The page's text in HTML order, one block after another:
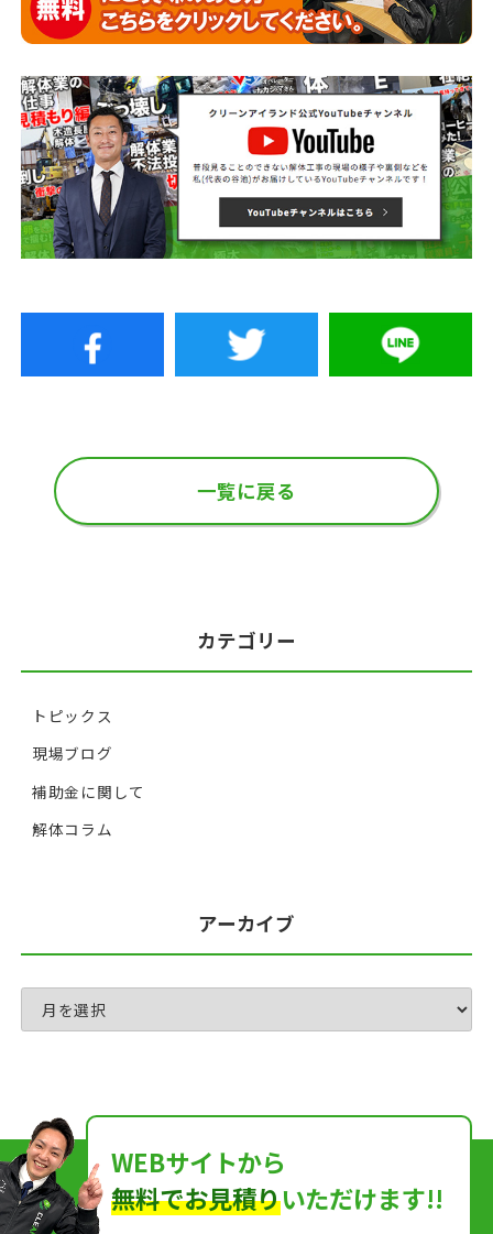
一覧に戻る
カテゴリー
トピックス
現場ブログ
補助金に関して
解体コラム
アーカイブ
WEBサイトから
無料でお見積りいただけます!!